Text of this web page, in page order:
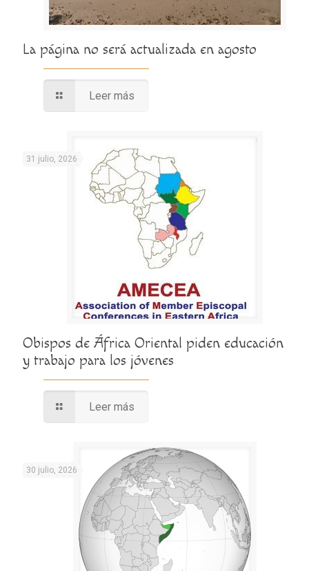
La página no será actualizada en agosto
Leer más
31 julio, 2026
Obispos de África Oriental piden educación
y trabajo para los jóvenes
Leer más
30 julio, 2026